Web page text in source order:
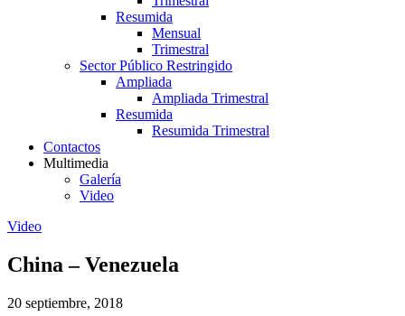
Resumida
Mensual
Trimestral
Sector Público Restringido
Ampliada
Ampliada Trimestral
Resumida
Resumida Trimestral
Contactos
Multimedia
Galería
Video
Video
China – Venezuela
20 septiembre, 2018